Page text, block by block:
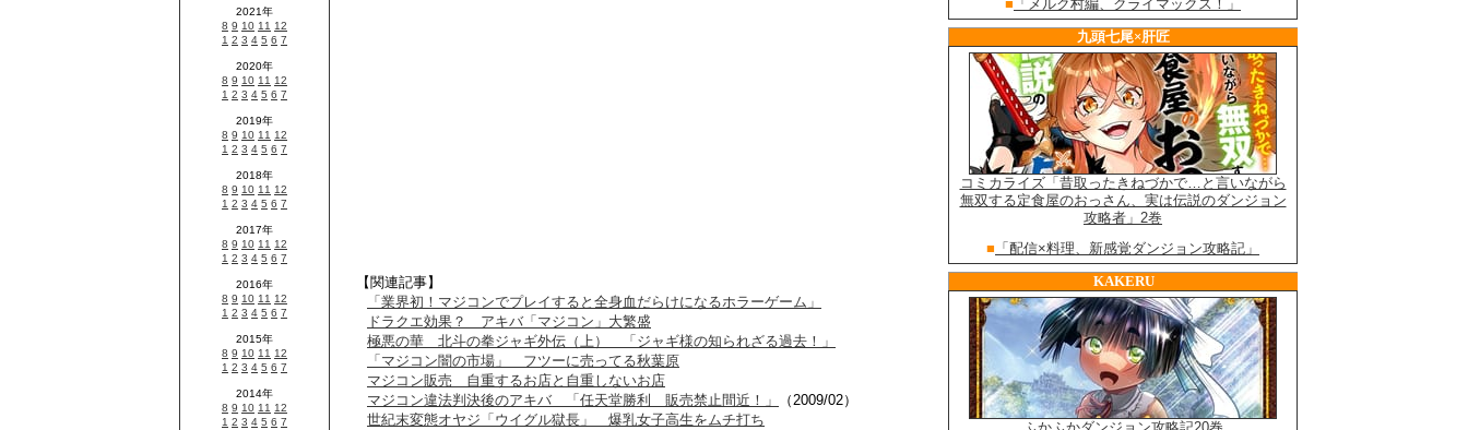
【関連記事】
「業界初！マジコンでプレイすると全身血だらけになるホラーゲーム」
ドラクエ効果？ アキバ「マジコン」大繁盛
極悪の華 北斗の拳ジャギ外伝（上） 「ジャギ様の知られざる過去！」
「マジコン闇の市場」 フツーに売ってる秋葉原
マジコン販売 自重するお店と自重しないお店
マジコン違法判決後のアキバ 「任天堂勝利 販売禁止間近！」
（2009/02）
世紀末変態オヤジ「ウイグル獄長」 爆乳女子高生をムチ打ち